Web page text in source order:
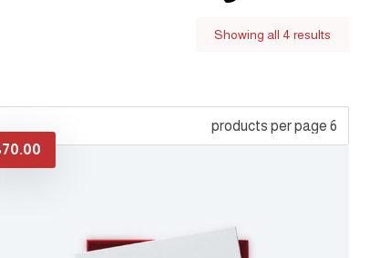
Showing all 4 results
70.00